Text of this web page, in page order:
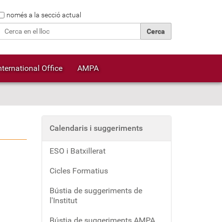
només a la secció actual
Office AMPA
Calendaris i suggeriments
ESO i Batxillerat
Cicles Formatius
Bústia de suggeriments de
l'Institut